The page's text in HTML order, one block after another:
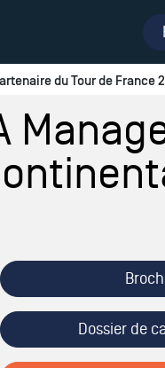
du Tour de France
Dossier de